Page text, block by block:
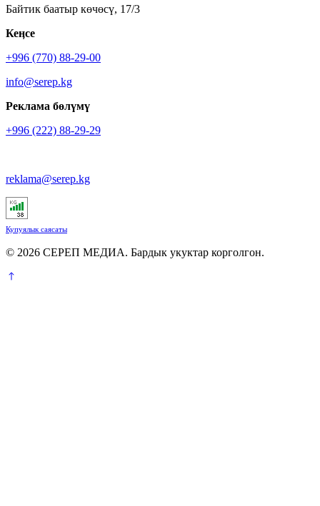
Байтик баатыр көчөсү, 17/3
Кеӊсе
+996 (770) 88-29-00
info@serep.kg
Реклама бөлүмү
+996 (222) 88-29-29
reklama@serep.kg
Купуялык саясаты
© 2026 СЕРЕП МЕДИА. Бардык укуктар корголгон.